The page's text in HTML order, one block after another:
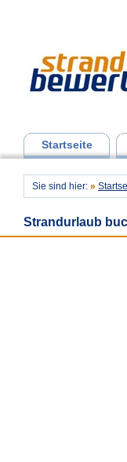
Startseite
Sie sind hier: »
Strandurlaub